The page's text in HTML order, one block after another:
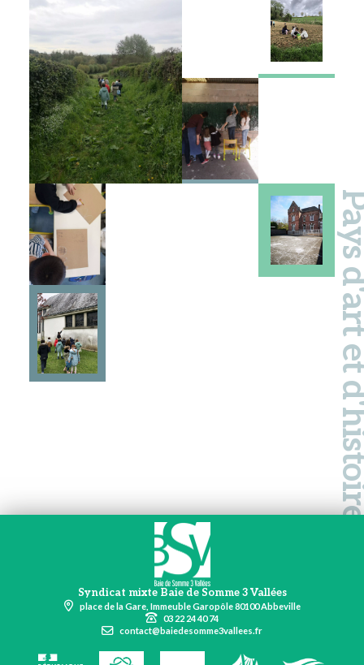
Pays
Syndicat mixte Baie de Somme 3 Vallées
place de la Gare, Immeuble Garopôle 80100 Abbeville
03 22 24 40 74
contact@baiedesomme3vallees.fr